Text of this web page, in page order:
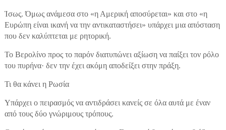
Ίσως. Όμως ανάμεσα στο «η Αμερική αποσύρεται» και στο «η
Ευρώπη είναι ικανή να την αντικαταστήσει» υπάρχει μια απόσταση
που δεν καλύπτεται με ρητορική.
Το Βερολίνο προς το παρόν διατυπώνει αξίωση να παίξει τον ρόλο
του πυρήνα· δεν την έχει ακόμη αποδείξει στην πράξη.
Τι θα κάνει η Ρωσία
Υπάρχει ο πειρασμός να αντιδράσει κανείς σε όλα αυτά με έναν
από τους δύο γνώριμους τρόπους.